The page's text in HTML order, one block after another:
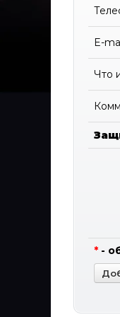
E-
Что
* -